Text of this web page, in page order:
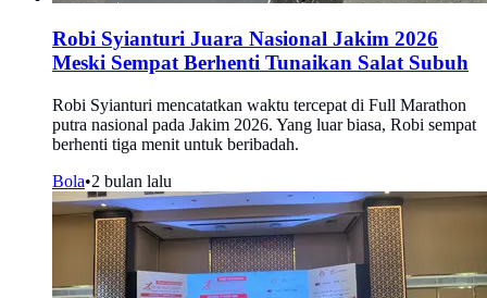
Robi Syianturi Juara Nasional Jakim 2026
Meski Sempat Berhenti Tunaikan Salat Subuh
Robi Syianturi mencatatkan waktu tercepat di Full Marathon
putra nasional pada Jakim 2026. Yang luar biasa, Robi sempat
berhenti tiga menit untuk beribadah.
Bola•2 bulan lalu